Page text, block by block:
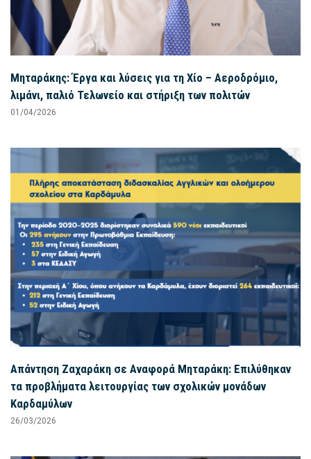
Μηταράκης: Έργα και λύσεις για τη Χίο – Αεροδρόμιο,
λιμάνι, παλιό Τελωνείο και στήριξη των πολιτών
01/04/2026
Απάντηση Ζαχαράκη σε Αναφορά Μηταράκη: Επιλύθηκαν
τα προβλήματα λειτουργίας των σχολικών μονάδων
Καρδαμύλων
26/03/2026